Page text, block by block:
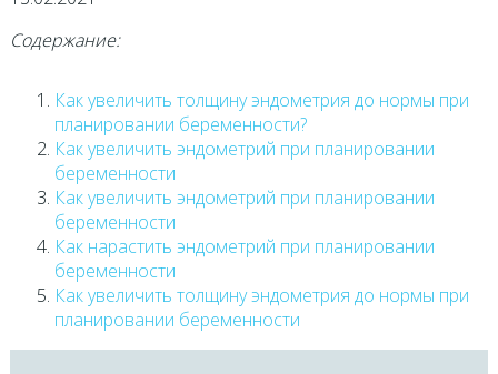
Содержание:
Как увеличить толщину эндометрия до нормы при
планировании беременности?
Как увеличить эндометрий при планировании
беременности
Как увеличить эндометрий при планировании
беременности
Как нарастить эндометрий при планировании
беременности
Как увеличить толщину эндометрия до нормы при
планировании беременности